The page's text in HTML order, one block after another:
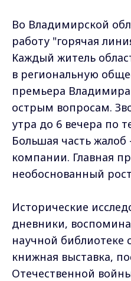
Во Владимирской
работу "горячая
Каждый житель
в региональную
премьера
острым вопросам.
утра до 6 вечера по
Большая часть
компании. Главная
необоснованный
Исторические
дневники,
научной библиотеке
книжная выставка,
Отечественной